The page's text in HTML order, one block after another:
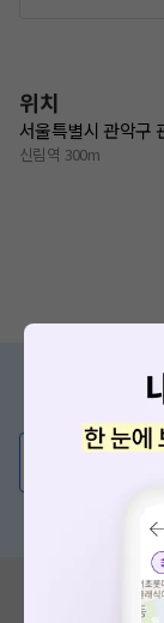
위치
서울특별시 관악구
신림역 300m
증
💬 무엇이든
혹시 잘못된
모두닥 팀에